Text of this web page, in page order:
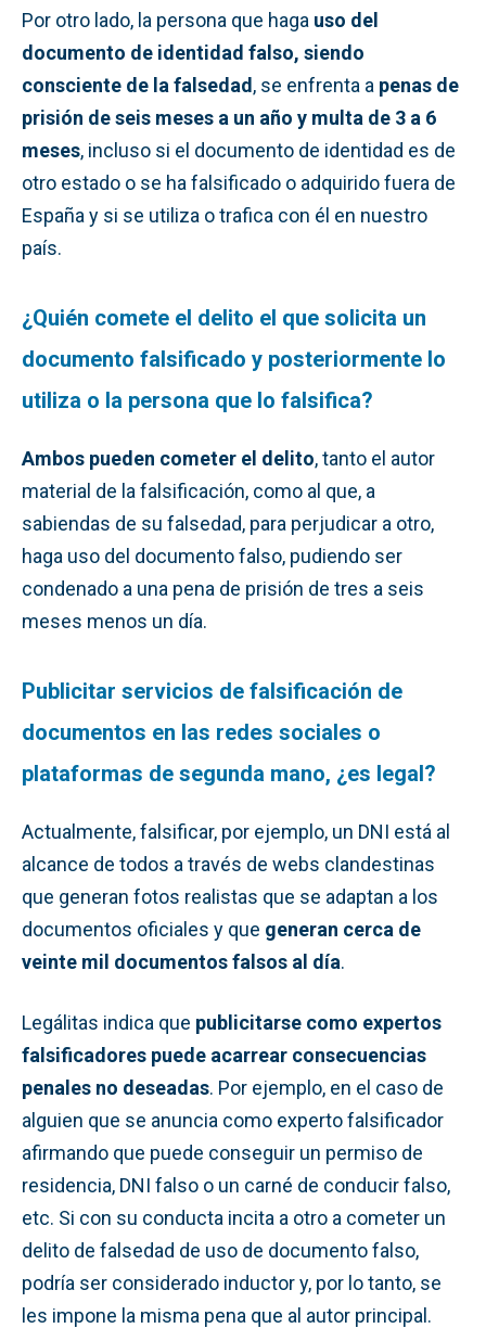
Por otro lado, la persona que haga uso del
documento de identidad falso, siendo
consciente de la falsedad, se enfrenta a penas de
prisión de seis meses a un año y multa de 3 a 6
meses, incluso si el documento de identidad es de
otro estado o se ha falsificado o adquirido fuera de
España y si se utiliza o trafica con él en nuestro
país.
¿Quién comete el delito el que solicita un
documento falsificado y posteriormente lo
utiliza o la persona que lo falsifica?
Ambos pueden cometer el delito, tanto el autor
material de la falsificación, como al que, a
sabiendas de su falsedad, para perjudicar a otro,
haga uso del documento falso, pudiendo ser
condenado a una pena de prisión de tres a seis
meses menos un día.
Publicitar servicios de falsificación de
documentos en las redes sociales o
plataformas de segunda mano, ¿es legal?
Actualmente, falsificar, por ejemplo, un DNI está al
alcance de todos a través de webs clandestinas
que generan fotos realistas que se adaptan a los
documentos oficiales y que generan cerca de
veinte mil documentos falsos al día.
Legálitas indica que publicitarse como expertos
falsificadores puede acarrear consecuencias
penales no deseadas. Por ejemplo, en el caso de
alguien que se anuncia como experto falsificador
afirmando que puede conseguir un permiso de
residencia, DNI falso o un carné de conducir falso,
etc. Si con su conducta incita a otro a cometer un
delito de falsedad de uso de documento falso,
podría ser considerado inductor y, por lo tanto, se
les impone la misma pena que al autor principal.